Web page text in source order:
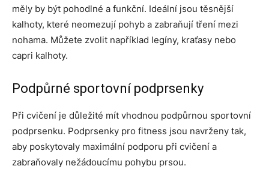
měly by být pohodlné a funkční. Ideální jsou těsnější
kalhoty, které neomezují pohyb a zabraňují tření mezi
nohama. Můžete zvolit například legíny, kraťasy nebo
capri kalhoty.
Podpůrné sportovní podprsenky
Při cvičení je důležité mít vhodnou podpůrnou sportovní
podprsenku. Podprsenky pro fitness jsou navrženy tak,
aby poskytovaly maximální podporu při cvičení a
zabraňovaly nežádoucímu pohybu prsou.